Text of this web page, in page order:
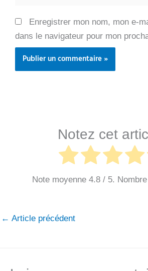
Enregistrer mon nom, mon e-
dans le navigateur pour mon
Notez cet
Note moyenne 4.8/ 5. Nombre
← Article précédent